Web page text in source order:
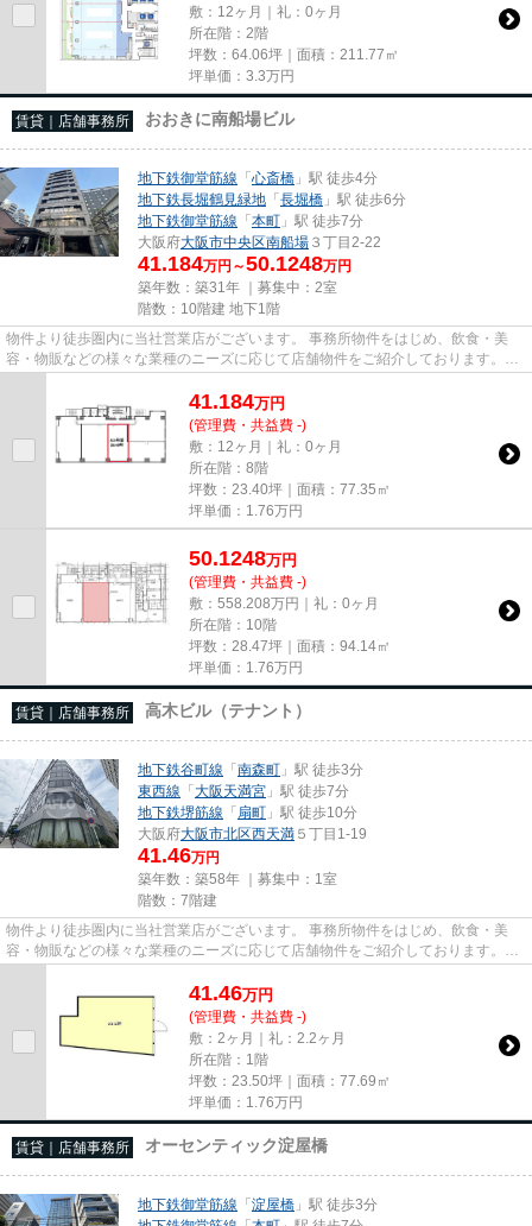
敷：12ヶ月｜礼：0ヶ月
所在階：2階
坪数：64.06坪｜面積：211.77㎡
坪単価： 3.3万円
賃貸｜店舗事務所 おおきに南船場ビル
地下鉄御堂筋線 「心斎橋 」駅 徒歩4分
地下鉄長堀鶴見緑地 「長堀橋 」駅 徒歩6分
地下鉄御堂筋線 「本町 」駅 徒歩7分
大阪府大阪市中央区南船場 ３丁目2-22
41.184万円～50.1248万円
築年数：築31年 ｜募集中： 2室
階数：10階建 地下1階
物件より徒歩圏内に当社営業店がございます。 事務所物件をはじめ、飲食・美
容・物販などの様々な業種のニーズに応じて店舗物件をご紹介しております。
尚、弊社ではおとり広告は一切...
41.184万円
(管理費・共益費 -)
敷：12ヶ月｜礼：0ヶ月
所在階：8階
坪数：23.40坪｜面積：77.35㎡
坪単価： 1.76万円
50.1248万円
(管理費・共益費 -)
敷：558.208万円｜礼：0ヶ月
所在階：10階
坪数：28.47坪｜面積：94.14㎡
坪単価： 1.76万円
賃貸｜店舗事務所 高木ビル（テナント）
地下鉄谷町線 「南森町 」駅 徒歩3分
東西線 「大阪天満宮 」駅 徒歩7分
地下鉄堺筋線 「扇町 」駅 徒歩10分
大阪府大阪市北区西天満 ５丁目1-19
41.46万円
築年数：築58年 ｜募集中： 1室
階数：7階建
物件より徒歩圏内に当社営業店がございます。 事務所物件をはじめ、飲食・美
容・物販などの様々な業種のニーズに応じて店舗物件をご紹介しております。
尚、弊社ではおとり広告は一切...
41.46万円
(管理費・共益費 -)
敷：2ヶ月｜礼：2.2ヶ月
所在階：1階
坪数：23.50坪｜面積：77.69㎡
坪単価： 1.76万円
賃貸｜店舗事務所 オーセンティック淀屋橋
地下鉄御堂筋線 「淀屋橋 」駅 徒歩3分